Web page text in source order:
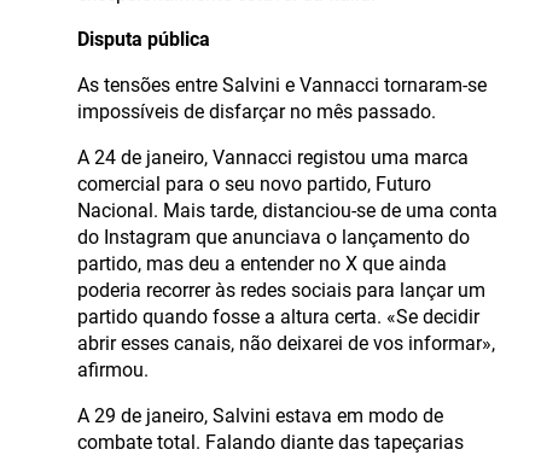
Disputa pública
As tensões entre Salvini e Vannacci tornaram-se
impossíveis de disfarçar no mês passado.
A 24 de janeiro, Vannacci registou uma marca
comercial para o seu novo partido, Futuro
Nacional. Mais tarde, distanciou-se de uma conta
do Instagram que anunciava o lançamento do
partido, mas deu a entender no X que ainda
poderia recorrer às redes sociais para lançar um
partido quando fosse a altura certa. «Se decidir
abrir esses canais, não deixarei de vos informar»,
afirmou.
A 29 de janeiro, Salvini estava em modo de
combate total. Falando diante das tapeçarias